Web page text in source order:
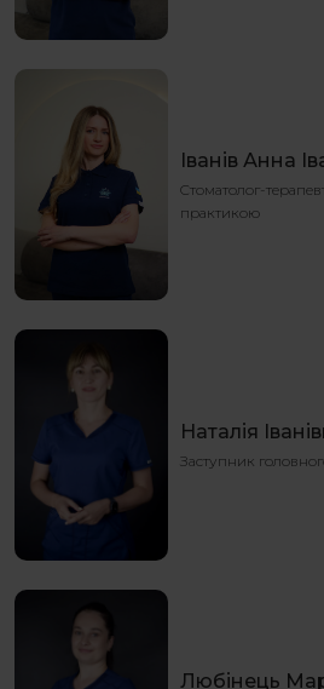
Іванів Анна
Cтоматолог-
практикою
Наталія
Заступник
Любінець